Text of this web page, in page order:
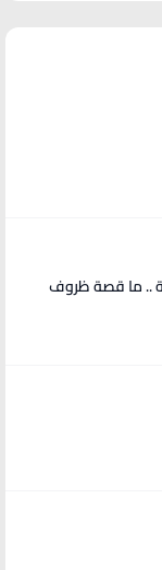
محيلان يكتب: الزاكي مدرب النشامى وقبله عموتة .. ما قصة ظروف